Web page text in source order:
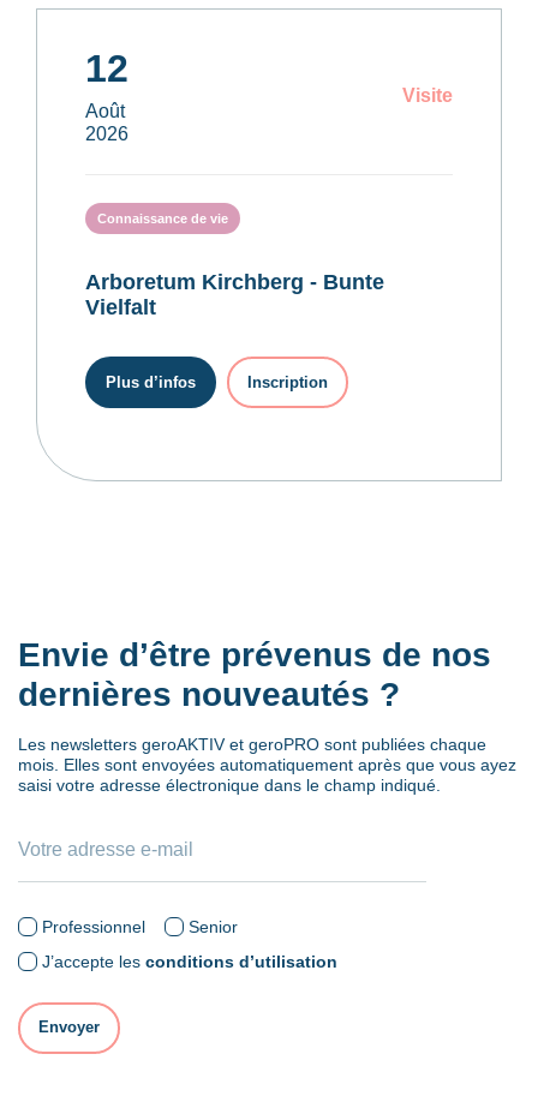
12
Août
2026
Visite
Connaissance de vie
Arboretum Kirchberg - Bunte
Vielfalt
Plus d’infos Inscription
Envie d’être prévenus de nos
dernières nouveautés ?
Les newsletters geroAKTIV et geroPRO sont publiées chaque
mois. Elles sont envoyées automatiquement après que vous ayez
saisi votre adresse électronique dans le champ indiqué.
Professionnel
Senior
J’accepte les conditions d’utilisation